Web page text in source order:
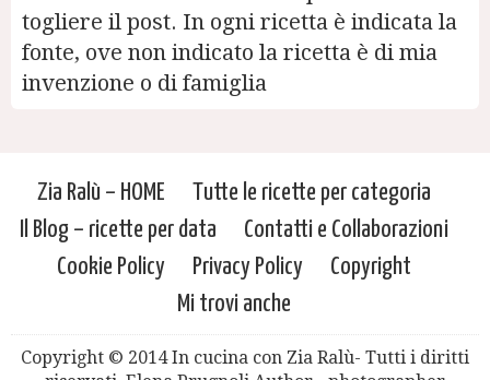
togliere il post. In ogni ricetta è indicata la
fonte, ove non indicato la ricetta è di mia
invenzione o di famiglia
Zia Ralù – HOME
Tutte le ricette per categoria
Il Blog – ricette per data
Contatti e Collaborazioni
Cookie Policy
Privacy Policy
Copyright
Mi trovi anche
Copyright © 2014 In cucina con Zia Ralù- Tutti i diritti